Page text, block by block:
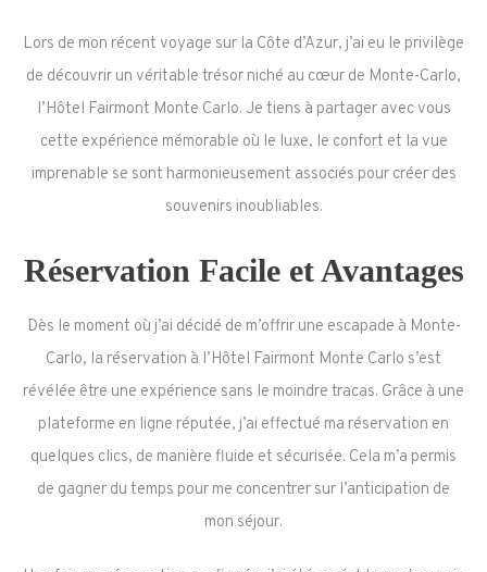
Lors de mon récent voyage sur la Côte d’Azur, j’ai eu le privilège
de découvrir un véritable trésor niché au cœur de Monte-Carlo,
l’Hôtel Fairmont Monte Carlo. Je tiens à partager avec vous
cette expérience mémorable où le luxe, le confort et la vue
imprenable se sont harmonieusement associés pour créer des
souvenirs inoubliables.
Réservation Facile et Avantages
Dès le moment où j’ai décidé de m’offrir une escapade à Monte-
Carlo, la réservation à l’Hôtel Fairmont Monte Carlo s’est
révélée être une expérience sans le moindre tracas. Grâce à une
plateforme en ligne réputée, j’ai effectué ma réservation en
quelques clics, de manière fluide et sécurisée. Cela m’a permis
de gagner du temps pour me concentrer sur l’anticipation de
mon séjour.